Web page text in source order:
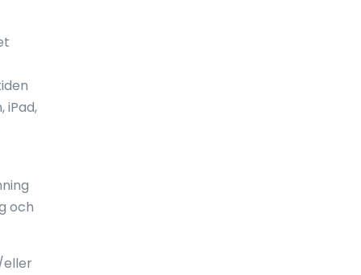
iPad,
och
eller